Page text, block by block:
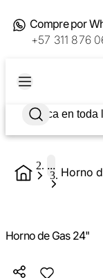
Compre por
+57 311 876
... Horno
Horno de Gas 24"